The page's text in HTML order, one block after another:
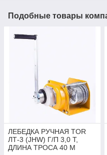
Подобные товары
ЛЕБЕДКА РУЧНАЯ TOR
ЛТ-3 (JHW) Г/П 3,0 Т,
ДЛИНА ТРОСА 40 М